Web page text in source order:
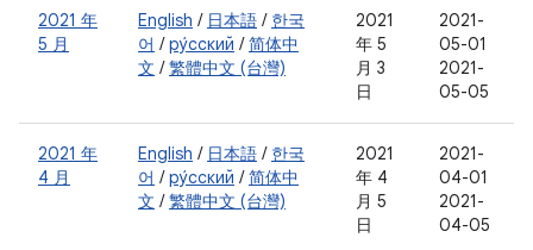
2021 年
5 月
English / 日本語 / 한국
어 /ру́сский /简体中
文 /繁體中文 (台灣)
2021
年 5
月 3
日
2021-
05-01
2021-
05-05
2021 年
4 月
English / 日本語 / 한국
어 /ру́сский /简体中
文 /繁體中文 (台灣)
2021
年 4
月 5
日
2021-
04-01
2021-
04-05